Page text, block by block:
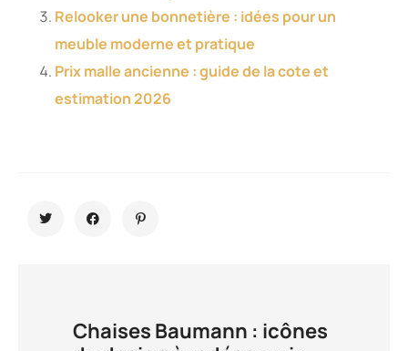
Relooker une bonnetière : idées pour un
meuble moderne et pratique
Prix malle ancienne : guide de la cote et
estimation 2026
Chaises Baumann : icônes